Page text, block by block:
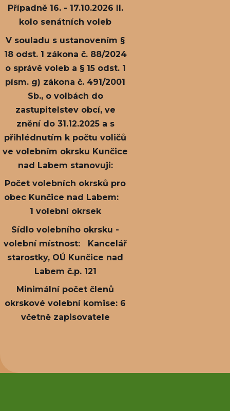
Případně 16. - 17.10.2026 II.
kolo senátních voleb
V souladu s ustanovením §
18 odst. 1 zákona č. 88/2024
o správě voleb a § 15 odst. 1
písm. g) zákona č. 491/2001
Sb., o volbách do
zastupitelstev obcí, ve
znění do 31.12.2025 a s
přihlédnutím k počtu voličů
ve volebním okrsku Kunčice
nad Labem stanovuji:
Počet volebních okrsků pro
obec Kunčice nad Labem:
1 volební okrsek
Sídlo volebního okrsku -
volební místnost: Kancelář
starostky, OÚ Kunčice nad
Labem č.p. 121
Minimální počet členů
okrskové volební komise: 6
včetně zapisovatele